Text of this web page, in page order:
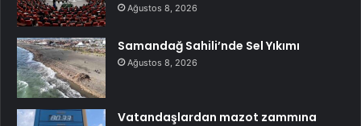
Ağustos 8, 2026
Samandağ Sahili’nde Sel Yıkımı
Ağustos 8, 2026
Vatandaşlardan mazot zammına